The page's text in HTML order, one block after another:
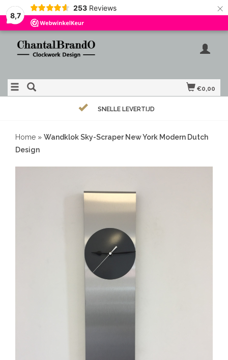
8,7
253 Reviews ×
€0,00
SNELLE LEVERTIJD
Home » Wandklok Sky-Scraper New York Modern Dutch
Design